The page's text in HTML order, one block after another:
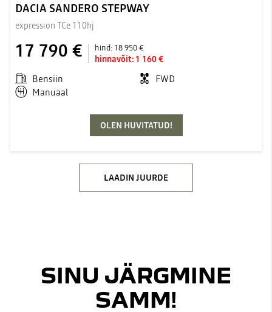
DACIA SANDERO STEPWAY
expression TCe 110hj
17 790 € hind: 18 950 €
hinnavõit: 1 160 €
Bensiin
FWD
Manuaal
OLEN HUVITATUD!
LAADIN JUURDE
SINU JÄRGMINE
SAMM!